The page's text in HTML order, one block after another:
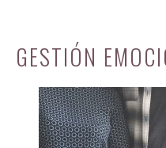
GESTIÓN